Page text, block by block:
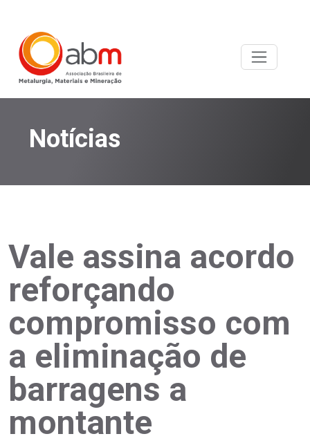
Notícias
Vale assina acordo
reforçando
compromisso com
a eliminação de
barragens a
montante